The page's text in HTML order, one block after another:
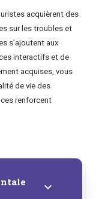
acquièrent des
sur les troubles et
s’ajoutent aux
interactifs et de
acquises, vous
de vie des
renforcent
keyboard_arrow_down